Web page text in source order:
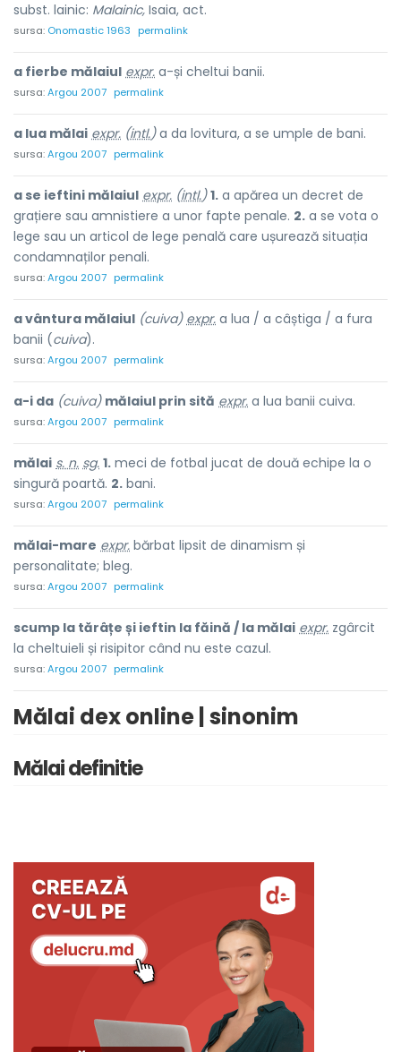
subst. lainic: Malainic, Isaia, act.
sursa: Onomastic 1963 permalink
a fierbe mălaiul expr. a-și cheltui banii.
sursa:Argou 2007 permalink
a lua mălai expr. (intl.)a da lovitura, a se umple de bani.
sursa:Argou 2007 permalink
a se ieftini mălaiul expr. (intl.) 1. a apărea un decret de
grațiere sau amnistiere a unor fapte penale. 2. a se vota o
lege sau un articol de lege penală care ușurează situația
condamnaților penali.
sursa:Argou 2007 permalink
a vântura mălaiul (cuiva)expr. a lua / a câștiga / a fura
banii (cuiva).
sursa:Argou 2007 permalink
a-i da (cuiva) mălaiul prin sită expr. a lua banii cuiva.
sursa:Argou 2007 permalink
mălai s. n. sg. 1. meci de fotbal jucat de două echipe la o
singură poartă. 2. bani.
sursa:Argou 2007 permalink
mălai-mare expr. bărbat lipsit de dinamism și
personalitate; bleg.
sursa:Argou 2007 permalink
scump la tărâțe și ieftin la făină / la mălai expr. zgârcit
la cheltuieli și risipitor când nu este cazul.
sursa:Argou 2007 permalink
Mălai dex online | sinonim
Mălai definitie